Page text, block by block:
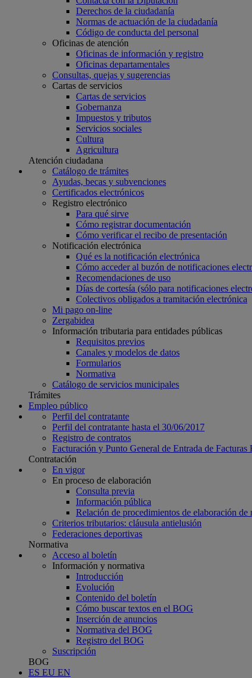
Derechos de la ciudadanía
Normas de actuación de la ciudadanía
Código de conducta del personal
Oficinas de atención
Oficinas de información y registro
Oficinas departamentales
Consultas, quejas y sugerencias
Cartas de servicios
Cartas de servicios
Gobernanza
Impuestos y tributos
Servicios sociales
Cultura
Agricultura
Atención ciudadana
Catálogo de trámites
Ayudas, becas y subvenciones
Certificados electrónicos
Registro electrónico
Para qué sirve
Cómo registrar documentación
Cómo verificar el recibo de presentación
Notificación electrónica
Qué es la notificación electrónica
Cómo acceder al buzón de notificaciones
Recomendaciones de uso
Días de cortesía (sólo para notificaciones
Colectivos obligados a tramitación electrónica
Mi pago on-line
Zergabidea
Información tributaria para entidades públicas
Requisitos previos
Canales y modelos de datos
Formularios
Normativa
Catálogo de servicios municipales
Trámites
Empleo público
Perfil del contratante
Perfil del contratante hasta el 30/06/2017
Registro de contratos
Facturación y Punto General de Entrada de Facturas
Contratación
En vigor
En proceso de elaboración
Consulta previa
Información pública
Relación de procedimientos de elaboración de
Criterios tributarios: cláusula antielusión
Federaciones deportivas
Normativa
Acceso al boletín
Información y normativa
Introducción
Evolución
Contenido del boletín
Cómo buscar textos en el BOG
Inserción de anuncios
Normativa del BOG
Registro del BOG
Suscripción
BOG
ES EU EN